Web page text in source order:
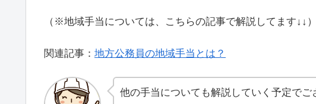
（※地域手当については、こちらの記事で解説してます↓↓）
関連記事： 地方公務員の地域手当とは？
他の手当についても解説していく予定でご